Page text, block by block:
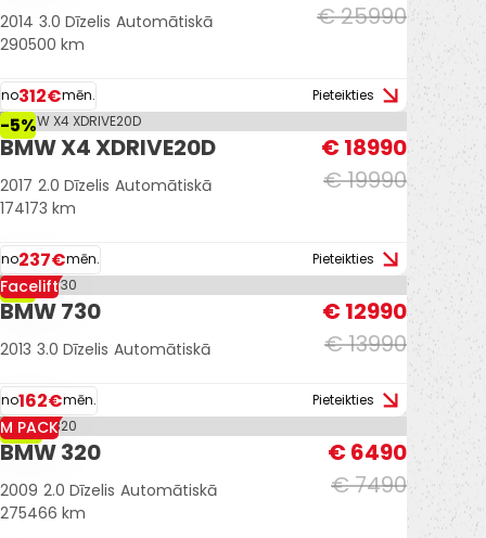
€ 25990
2014 3.0 Dīzelis Automātiskā
290500 km
no312€mēn. Pieteikties
-5%
BMW X4 XDRIVE20D
€ 19990
€ 18990
2017 2.0 Dīzelis Automātiskā
174173 km
no237€mēn. Pieteikties
-7%
Facelift
BMW 730
€ 13990
€ 12990
2013 3.0 Dīzelis Automātiskā
no162€mēn. Pieteikties
-13%
M PACK
BMW 320
€ 7490
€ 6490
2009 2.0 Dīzelis Automātiskā
275466 km